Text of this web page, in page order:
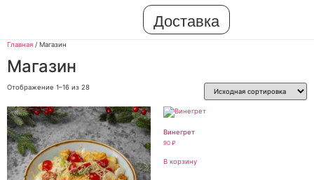
Доставка
Главная / Магазин
Магазин
Отображение 1–16 из 28
Винегрет
90 ₽
В корзину